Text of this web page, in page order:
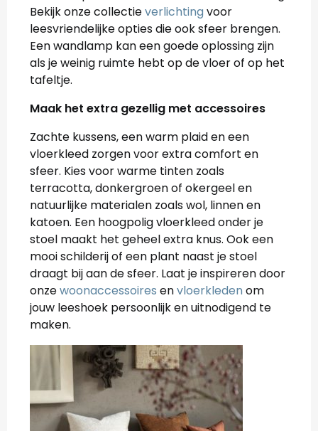
Bekijk onze collectieverlichting voor
leesvriendelijke opties die ook sfeer brengen.
Een wandlamp kan een goede oplossing zijn
als je weinig ruimte hebt op de vloer of op het
tafeltje.
Maak het extra gezellig met accessoires
Zachte kussens, een warm plaid en een
vloerkleed zorgen voor extra comfort en
sfeer. Kies voor warme tinten zoals
terracotta, donkergroen of okergeel en
natuurlijke materialen zoals wol, linnen en
katoen. Een hoogpolig vloerkleed onder je
stoel maakt het geheel extra knus. Ook een
mooi schilderij of een plant naast je stoel
draagt bij aan de sfeer. Laat je inspireren door
onzewoonaccessoires envloerkleden om
jouw leeshoek persoonlijk en uitnodigend te
maken.